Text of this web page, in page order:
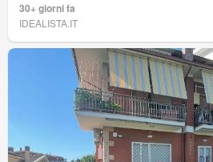
30+ giorni fa
IDEALISTA.IT